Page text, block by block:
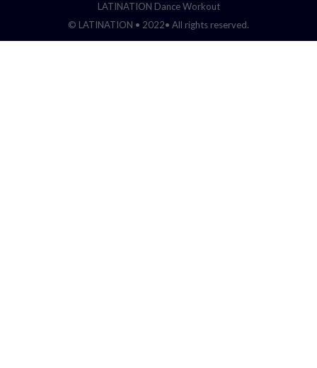
LATINATION Dance Workout
© LATINATION • 2022• All rights reserved.